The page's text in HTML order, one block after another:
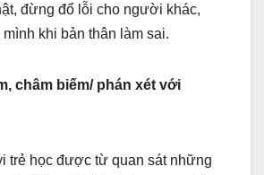
đừng đổ lỗi cho người khác,
khi bản thân làm sai.
châm biếm/ phán xét với
trẻ học được từ quan sát những